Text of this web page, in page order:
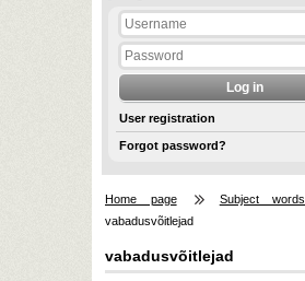
User registration
Forgot password?
Home page Subject words
vabadusvõitlejad
vabadusvõitlejad